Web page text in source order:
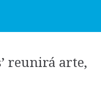
reunirá arte,